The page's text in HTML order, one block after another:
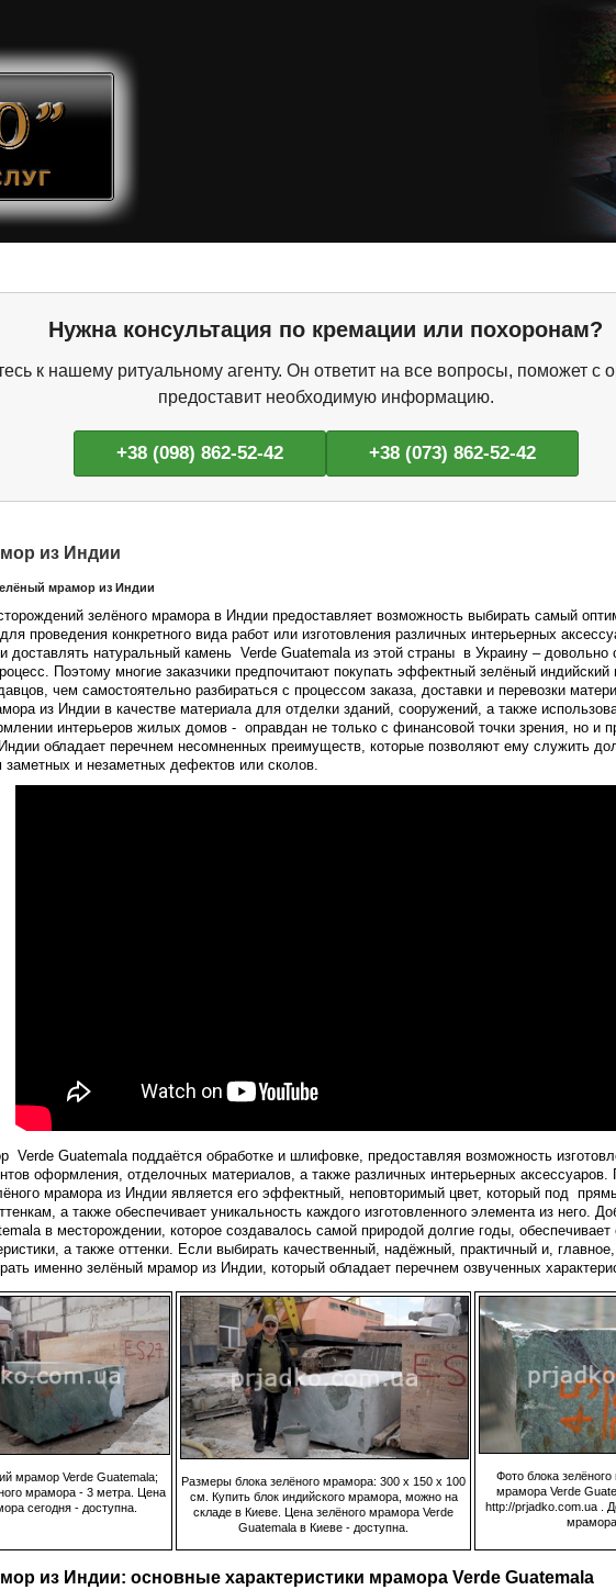
Нужна консультация по кремации или похоронам?
к нашему ритуальному агенту. Он ответит на все вопросы, поможет с
предоставит необходимую информацию.
+38 (098) 862-52-42 +38 (073) 862-52-42
из Индии
мрамор из Индии
зелёного мрамора в Индии предоставляет возможность выбирать самый
проведения конкретного вида работ или изготовления различных интерьерных
доставлять натуральный камень Verde Guatemalа из этой страны в Украину – довольно
Поэтому многие заказчики предпочитают покупать эффектный зелёный
чем самостоятельно разбираться с процессом заказа, доставки и перевозки
из Индии в качестве материала для отделки зданий, сооружений, а также
интерьеров жилых домов - оправдан не только с финансовой точки зрения, но и
обладает перечнем несомненных преимуществ, которые позволяют ему служить
заметных и незаметных дефектов или сколов.
Verde Guatemalа​​​​​​​ поддаётся обработке и шлифовке, предоставляя возможность
оформления, отделочных материалов, а также различных интерьерных аксессуаров.
мрамора из Индии является его эффектный, неповторимый цвет, который под
а также обеспечивает уникальность каждого изготовленного элемента из него.
в месторождении, которое создавалось самой природой долгие годы,
а также оттенки. Если выбирать качественный, надёжный, практичный и,
именно зелёный мрамор из Индии, который обладает перечнем озвученных
мрамор Verde Guatemala;
мрамора - 3 метра. Цена
сегодня - доступна.
Размеры блока зелёного мрамора: 300 х 150 х 100
см. Купить блок индийского мрамора, можно на
складе в Киеве. Цена зелёного мрамора Verde
Guatemala в Киеве - доступна.
Фото блока
мрамора Verde
http://prjadko.com.ua .
мрамора
из Индии: основные характеристики мрамора Verde Guatemalа​​​​​​​